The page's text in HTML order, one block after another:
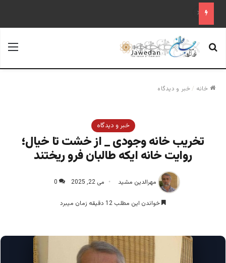
علم تاریخ
جستجو برای
خانه /خبر و دیدگاه
خبر و دیدگاه
تخریب خانه وجودی _ از خشت تا خیال؛
روایت خانه ایکه طالبان فرو ریختند
مهرالدین مشید می 22, 2025 0
خواندن این مطلب 12 دقیقه زمان میبرد